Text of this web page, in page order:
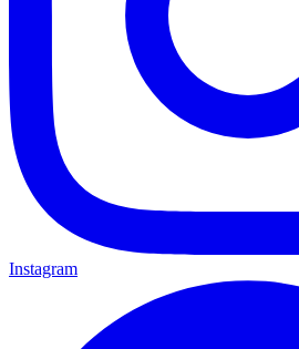
Instagram